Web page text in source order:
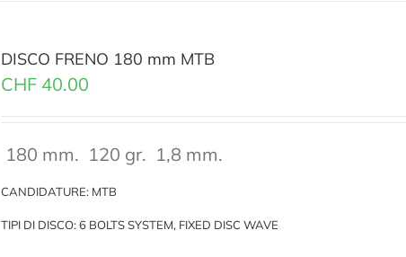
DISCO FRENO 180 mm MTB
CHF 40.00
180 mm. 120 gr. 1,8 mm.
CANDIDATURE: MTB
TIPI DI DISCO: 6 BOLTS SYSTEM, FIXED DISC WAVE